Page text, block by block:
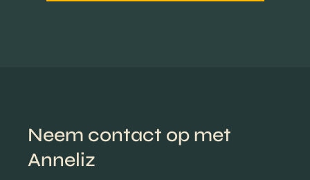
Neem contact op met
Anneliz